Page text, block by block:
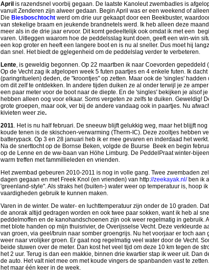
April is razendsnel voorbij gegaan. De laatste Kanoleut zwembadles is
vanuit Zenderen zijn alweer gedaan. Begin April was er een weekend of
Die Biesboschtocht werd om drie uur gekaapt door een Beekbuster,
van stekelige braam en jeukende brandnetels werd. Ik heb alleen deze
meer als in de drie jaar ervoor. Dit komt gedeeltelijk ook omdat ik met een
varen. Uitleggen waarom hoe de peddelsslag kunt doen, geeft een win-win
een kop groter en heeft een langere boot en is nu al sneller. Dus moet hij
dan snel. Het biedt de ge legenheid om de peddelslag verder te verbeteren.
Lente, is geweldig begonnen. Op 22 maartben ik naar Coevorden gepeddeld
Op de Vecht zag ik afgelopen week 5 futen paartjes en 4 enkele futen. Ik
(paringrituelen) deden, de "kroontjes" op zetten. Maar ook de 'singles'
om dit zelf te ontdekken. In andere tijden duiken ze al onder terwijl je ze
een paar meter voor de boot naar de diepte. En de 'singles' bekijken je alsof
hebben alleen oog voor elkaar. Soms vergeten ze zelfs te duiken. Geweldig!
grote groepen, maar ook, ver bij de andere vandaag ook in paartjes. Nu
kivieten weer zie.
2011. Het is nu half februari. De sneeuw blijft gelukkig weg, maar het blijjft
koude tenen is de skischoen-verwarming (Therm-IC). Deze zooltjes hebben
batterypack. Op 3 en 28 januari heb ik er mee gevaren en inderdaad het
Na de snerttocht op de Bornse Beken, volgde de Buurse Beek en begin
op de Lenne en de ww-baan van Höhe Limburg. De PeddelPraat winter-
warm treffen met fammillieleden en vrienden.
Het zwembad gebeuren 2010-2011 is nog in volle gang. Twee zwembaden
dagen gegaan en met Freek Knol (en vrienden) van http://zeekayak.nl/ben ik
'greenland-style". Als straks het (buiten-) water weer op temperatuur is, hoop
vaardigheden gebruik te kunnen maken.
Varen in de winter. De water- en luchttemperatuur zijn onder de 10 graden.
de anorak altijd gedragen worden en ook twee paar sokken, want ik heb al
peddelmoffen en de kanohandschoenen zijn ook weer regelmatig in gebruik.
met blote handen op mijn thuisrivier, de Overijsselse Vecht. Deze verkleurde
van groen, via geel/bruin naar somber groengrijs. Nu het voorjaar er toch aan
weer naar vrolijker groen. Er gaat nog regelmatig veel water door de Vecht.
beide stuwen over de meter. Dan kost het veel tijd om deze 10 km tegen de
het 2 uur. Terug is dan een makkie, binnen drie kwartier stap ik weer uit. Dan
de auto. Het valt niet mee om met koude vingers de spanbanden vast te
het maar één keer in de week.